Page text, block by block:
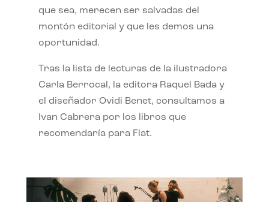
que sea, merecen ser salvadas del
montón editorial y que les demos una
oportunidad.
Tras la lista de lecturas de la ilustradora
Carla Berrocal, la editora Raquel Bada y
el diseñador Ovidi Benet, consultamos a
Ivan Cabrera por los libros que
recomendaría para Flat.